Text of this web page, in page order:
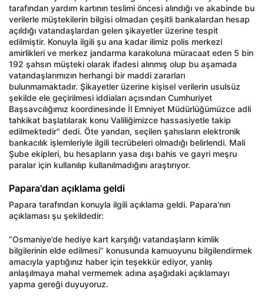
tarafından yardım kartının teslimi öncesi alındığı ve akabinde bu
verilerle müştekilerin bilgisi olmadan çeşitli bankalardan hesap
açıldığı vatandaşlardan gelen şikayetler üzerine tespit
edilmiştir. Konuyla ilgili şu ana kadar ilimiz polis merkezi
amirlikleri ve merkez jandarma karakoluna müracaat eden 5 bin
192 şahsın müşteki olarak ifadesi alınmış olup bu aşamada
vatandaşlarımızın herhangi bir maddi zararları
bulunmamaktadır. Şikayetler üzerine kişisel verilerin usulsüz
şekilde ele geçirilmesi iddiaları açısından Cumhuriyet
Başsavcılığımız koordinesinde İl Emniyet Müdürlüğümüzce adli
tahkikat başlatılarak konu Valiliğimizce hassasiyetle takip
edilmektedir" dedi. Öte yandan, seçilen şahısların elektronik
bankacılık işlemleriyle ilgili tecrübeleri olmadığı belirlendi. Mali
Şube ekipleri, bu hesapların yasa dışı bahis ve gayri meşru
paralar için kullanılıp kullanılmadığını araştırıyor.
Papara'dan açıklama geldi
Papara tarafından konuyla ilgili açıklama geldi. Papara'nın
açıklaması şu şekildedir:
“Osmaniye’de hediye kart karşılığı vatandaşların kimlik
bilgilerinin elde edilmesi” konusunda kamuoyunu bilgilendirmek
amacıyla yaptığınız haber için teşekkür ediyor, yanlış
anlaşılmaya mahal vermemek adına aşağıdaki açıklamayı
yapma gereği duyuyoruz.